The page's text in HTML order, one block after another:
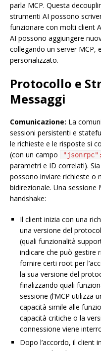
parla MCP. Questa
strumenti AI possono
funzionare con molti client
AI possono aggiungere
collegando un server MCP,
personalizzato.
Protocollo e
Messaggi
Comunicazione: La
sessioni persistenti e
le richieste e le risposte si
(con un campo
parametri e ID correlati).
possono inviare richieste o
bidirezionale. Una sessione
handshake:
Il client inizia con una
una versione del
(quali funzionalità
indicare che può gestire
fornire certi root per
la sua versione del
finalizzando quali
sessione (l’MCP utilizza
capacità simile alle
capacità critiche o la
connessione viene
Dopo l’accordo, il client